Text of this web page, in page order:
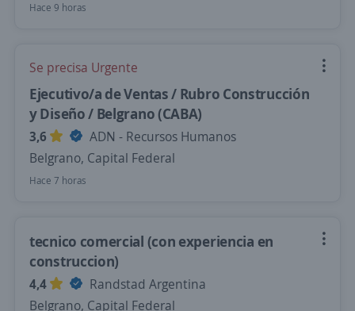
Hace 9 horas
Se precisa Urgente
Ejecutivo/a de Ventas / Rubro Construcción
y Diseño / Belgrano (CABA)
3,6
ADN - Recursos Humanos
Belgrano, Capital Federal
Hace 7 horas
tecnico comercial (con experiencia en
construccion)
4,4
Randstad Argentina
Belgrano, Capital Federal